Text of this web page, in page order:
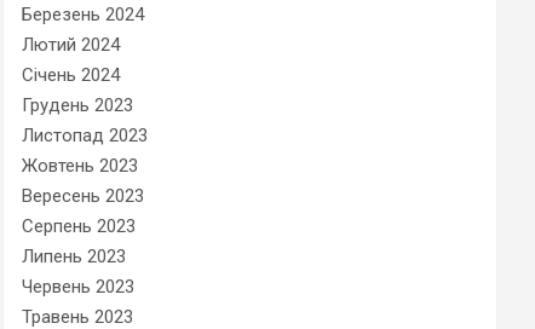
Березень 2024
Лютий 2024
Січень 2024
Грудень 2023
Листопад 2023
Жовтень 2023
Вересень 2023
Серпень 2023
Липень 2023
Червень 2023
Травень 2023